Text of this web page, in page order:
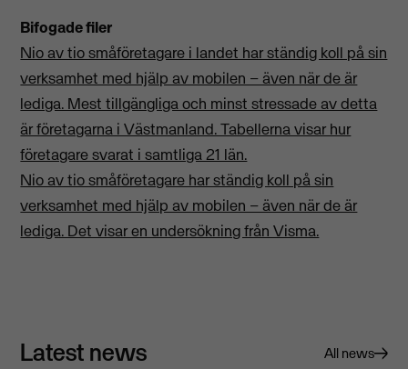
Bifogade filer
Nio av tio småföretagare i landet har ständig koll på sin
verksamhet med hjälp av mobilen – även när de är
lediga. Mest tillgängliga och minst stressade av detta
är företagarna i Västmanland. Tabellerna visar hur
företagare svarat i samtliga 21 län.
Nio av tio småföretagare har ständig koll på sin
verksamhet med hjälp av mobilen – även när de är
lediga. Det visar en undersökning från Visma.
Latest news All news